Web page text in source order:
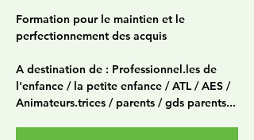
Formation pour le maintien et le
perfectionnement des acquis
A destination de : Professionnel.les de
l'enfance / la petite enfance / ATL / AES /
Animateurs.trices / parents / gds parents...